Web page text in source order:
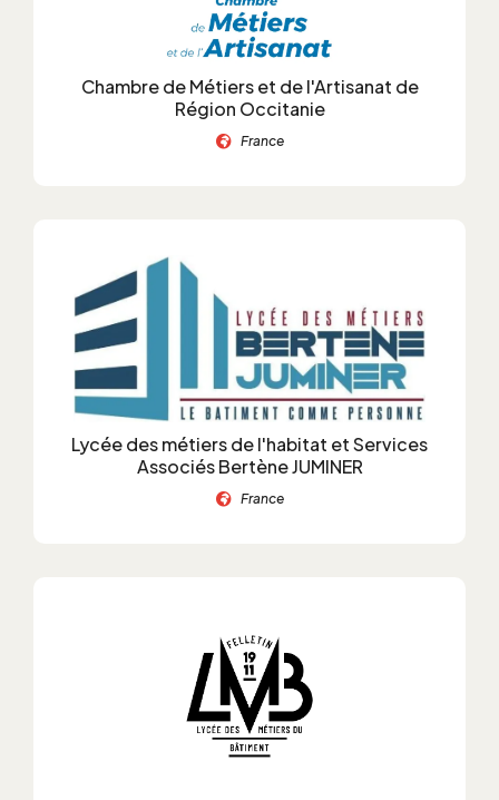
Chambre de Métiers et de l'Artisanat de
Région Occitanie
France
Lycée des métiers de l'habitat et Services
Associés Bertène JUMINER
France